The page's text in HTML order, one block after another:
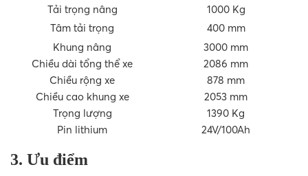
Tải trọng nâng
1000 Kg
Tâm tải trọng
400 mm
Khung nâng
3000 mm
Chiều dài tổng thể xe
2086 mm
Chiều rộng xe
878 mm
Chiều cao khung xe
2053 mm
Trọng lượng
1390 Kg
Pin lithium
24V/100Ah
3. Ưu điểm